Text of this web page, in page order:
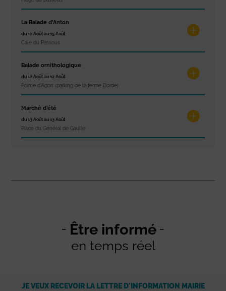
La Balade d’Anton
du 12 Août au 15 Août
Cale du Passous
Balade ornithologique
du 12 Août au 12 Août
Pointe d'Agon (parking de la ferme Borde)
Marché d’été
du 13 Août au 13 Août
Place du Général de Gaulle
Être informé
en temps réel
JE VEUX RECEVOIR LA LETTRE D'INFORMATION MAIRIE